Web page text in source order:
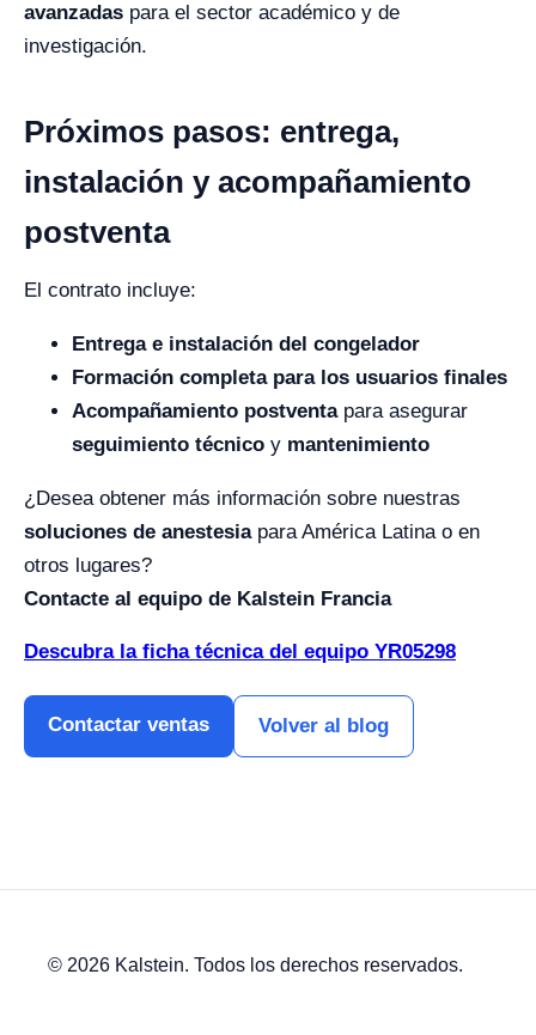
avanzadas para el sector académico y de
investigación.
Próximos pasos: entrega,
instalación y acompañamiento
postventa
El contrato incluye:
Entrega e instalación del congelador
Formación completa para los usuarios finales
Acompañamiento postventapara asegurar
seguimiento técnico y mantenimiento
¿Desea obtener más información sobre nuestras
soluciones de anestesiapara América Latina o en
otros lugares?
Contacte al equipo de Kalstein Francia
Descubra la ficha técnica del equipo YR05298
Contactar ventas Volver al blog
© 2026 Kalstein. Todos los derechos reservados.